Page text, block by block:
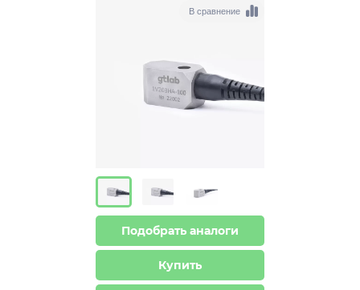
В сравнение
Подобрать аналоги
Купить